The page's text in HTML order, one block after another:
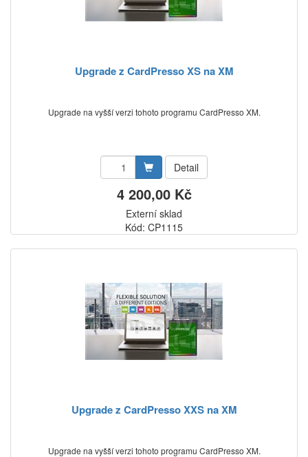
Upgrade z CardPresso XS na XM
Upgrade na vyšší verzi tohoto programu CardPresso XM.
Detail
4 200,00 Kč
Externí sklad
Kód: CP1115
Upgrade z CardPresso XXS na XM
Upgrade na vyšší verzi tohoto programu CardPresso XM.